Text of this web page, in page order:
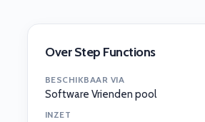
Over Step Functions
BESCHIKBAAR VIA
Software Vrienden pool
INZET